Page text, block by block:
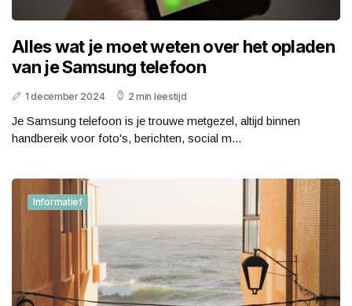
Alles wat je moet weten over het opladen
van je Samsung telefoon
1 december 2024 2 min leestijd
Je Samsung telefoon is je trouwe metgezel, altijd binnen
handbereik voor foto's, berichten, social m...
Informatief